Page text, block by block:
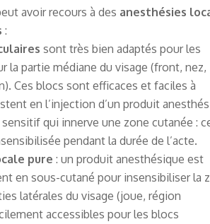
avoir recours à des anesthésies
:
sont très bien adaptés pour les
la partie médiane du visage (front, nez,
Ces blocs sont efficaces et faciles à
en l’injection d’un produit
sensitif qui innerve une zone cutanée :
pendant la durée de l’acte.
pure : un produit anesthésique est
en sous-cutané pour insensibiliser la
latérales du visage (joue, région
accessibles pour les blocs